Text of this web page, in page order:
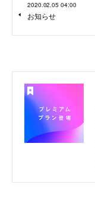
2020.02.05 04:00
お知らせ